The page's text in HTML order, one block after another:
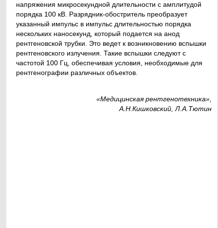
напряжения микросекундной длительности с амплитудой
порядка 100 кВ. Разрядник-обостритель преобразует
указанный импульс в импульс длительностью порядка
нескольких наносекунд, который подается на анод
рентгеновской трубки. Это ведет к возникновению вспышки
рентгеновского излучения. Такие вспышки следуют с
частотой 100 Гц, обеспечивая условия, необходимые для
рентгенографии различных объектов.
«Медицинская рентгенотехника»,
А.Н.Кишковский, Л.А.Тютин